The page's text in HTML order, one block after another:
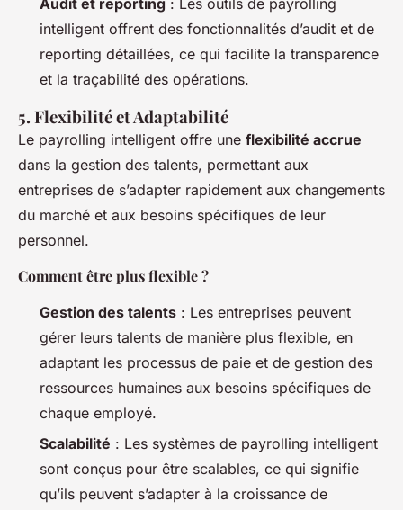
intelligent offrent des fonctionnalités d’audit et de
reporting détaillées, ce qui facilite la transparence
et la traçabilité des opérations.
5. Flexibilité et Adaptabilité
Le payrolling intelligent offre une flexibilité accrue
dans la gestion des talents, permettant aux
entreprises de s’adapter rapidement aux changements
du marché et aux besoins spécifiques de leur
personnel.
Comment être plus flexible ?
Gestion des talents : Les entreprises peuvent
gérer leurs talents de manière plus flexible, en
adaptant les processus de paie et de gestion des
ressources humaines aux besoins spécifiques de
chaque employé.
Scalabilité : Les systèmes de payrolling intelligent
sont conçus pour être scalables, ce qui signifie
qu’ils peuvent s’adapter à la croissance de